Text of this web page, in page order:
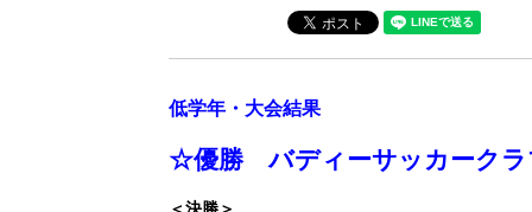
低学年・大会結果
☆優勝 バディーサッカークラ